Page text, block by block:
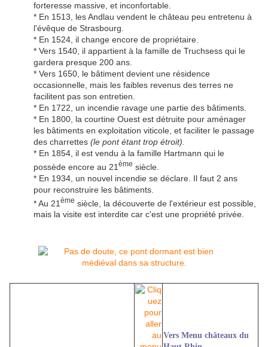
forteresse massive, et inconfortable.
* En 1513, les Andlau vendent le château peu entretenu à
l'évêque de Strasbourg.
* En 1524, il change encore de propriétaire.
* Vers 1540, il appartient à la famille de Truchsess qui le
gardera presque 200 ans.
* Vers 1650, le bâtiment devient une résidence
occasionnelle, mais les faibles revenus des terres ne
facilitent pas son entretien.
* En 1722, un incendie ravage une partie des bâtiments.
* En 1800, la courtine Ouest est détruite pour aménager
les bâtiments en exploitation viticole, et faciliter le passage
des charrettes (le pont étant trop étroit).
* En 1854, il est vendu à la famille Hartmann qui le
possède encore au 21 ème siècle.
* En 1934, un nouvel incendie se déclare. Il faut 2 ans
pour reconstruire les bâtiments.
* Au 21 ème siècle, la découverte de l'extérieur est possible,
mais la visite est interdite car c'est une propriété privée.
Vers Menu châteaux du